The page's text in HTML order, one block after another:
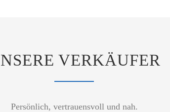
VERKÄUFER
Persönlich, vertrauensvoll und nah.